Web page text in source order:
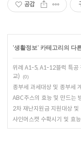
공감
'생활정보' 카테고리의 다
위례 A1-5, A1-12블럭 특공
교)
(0)
종부세 과세대상 및 종부세
ABC주스의 효능 및 만드는
2차 재난지원금 지원대상
샤인머스캣 수확시기 및 효